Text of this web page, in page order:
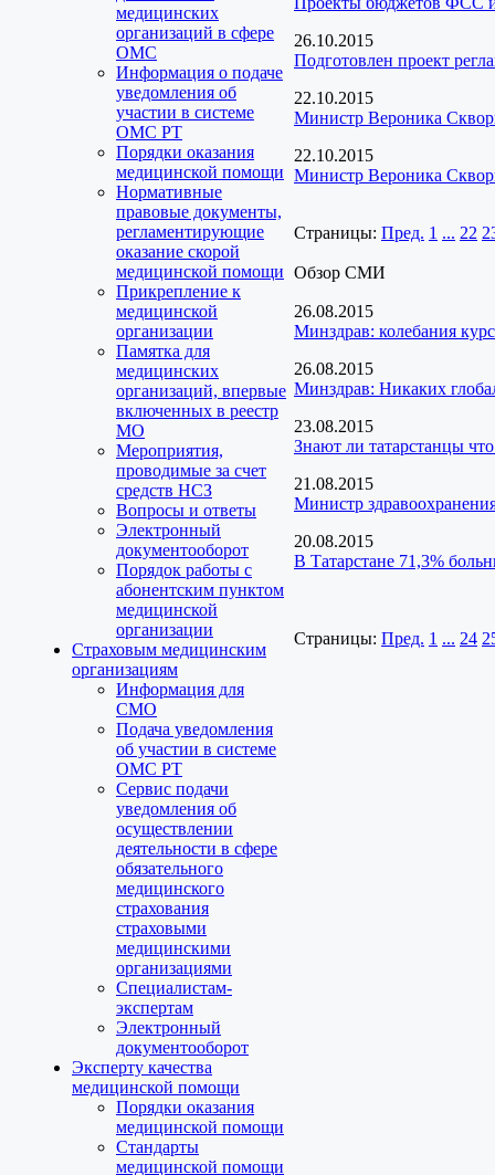
медицинских
организаций в сфере
ОМС
Информация о подаче
уведомления об
участии в системе
ОМС РТ
Порядки оказания
медицинской помощи
Нормативные
правовые документы,
регламентирующие
оказание скорой
медицинской помощи
Прикрепление к
медицинской
организации
Памятка для
медицинских
организаций, впервые
включенных в реестр
МО
Мероприятия,
проводимые за счет
средств НСЗ
Вопросы и ответы
Электронный
документооборот
Порядок работы с
абонентским пунктом
медицинской
организации
Страховым медицинским
организациям
Информация для
СМО
Подача уведомления
об участии в системе
ОМС РТ
Сервис подачи
уведомления об
осуществлении
деятельности в сфере
обязательного
медицинского
страхования
страховыми
медицинскими
организациями
Специалистам-
экспертам
Электронный
документооборот
Эксперту качества
медицинской помощи
Порядки оказания
медицинской помощи
Стандарты
медицинской помощи
26.10.2015
Подготовлен проект
22.10.2015
Министр Вероника
22.10.2015
Министр Вероника
Страницы: Пред. 1 ... 22
Обзор СМИ
26.08.2015
Минздрав: колебания
26.08.2015
Минздрав: Никаких
23.08.2015
Знают ли татарстанцы
21.08.2015
Министр
20.08.2015
В Татарстане 71,3%
Страницы: Пред. 1 ... 24